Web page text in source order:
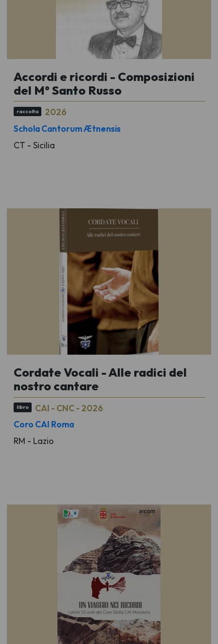
Accordi e ricordi - Composizioni
del M° Santo Russo
raccolta
2026
Schola Cantorum Ætnensis
CT - Sicilia
Cordate Vocali - Alle radici del
nostro cantare
libro
CAI - CNC - 2026
Coro CAI Roma
RM - Lazio